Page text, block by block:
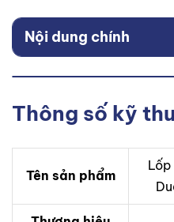
Nội dung chính
Thông số kỹ
Tên sản phẩm